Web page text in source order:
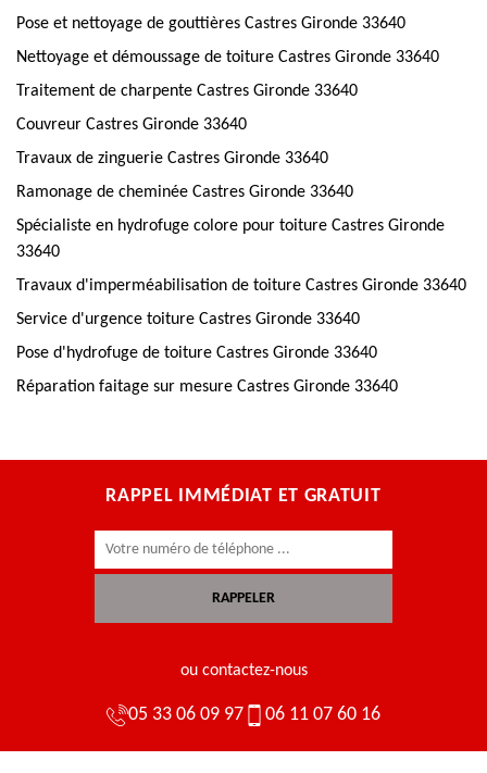
Pose et nettoyage de gouttières Castres Gironde 33640
Nettoyage et démoussage de toiture Castres Gironde 33640
Traitement de charpente Castres Gironde 33640
Couvreur Castres Gironde 33640
Travaux de zinguerie Castres Gironde 33640
Ramonage de cheminée Castres Gironde 33640
Spécialiste en hydrofuge colore pour toiture Castres Gironde
33640
Travaux d'imperméabilisation de toiture Castres Gironde 33640
Service d'urgence toiture Castres Gironde 33640
Pose d'hydrofuge de toiture Castres Gironde 33640
Réparation faitage sur mesure Castres Gironde 33640
RAPPEL IMMÉDIAT ET GRATUIT
ou contactez-nous
05 33 06 09 97 06 11 07 60 16